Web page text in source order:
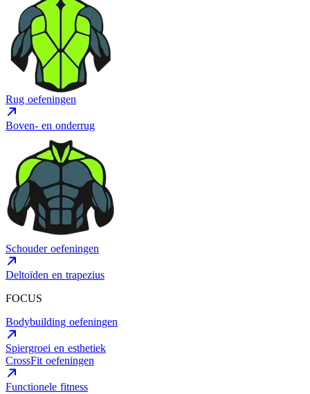
Rug oefeningen
Boven- en onderrug
Schouder oefeningen
Deltoïden en trapezius
FOCUS
Bodybuilding oefeningen
Spiergroei en esthetiek
CrossFit oefeningen
Functionele fitness